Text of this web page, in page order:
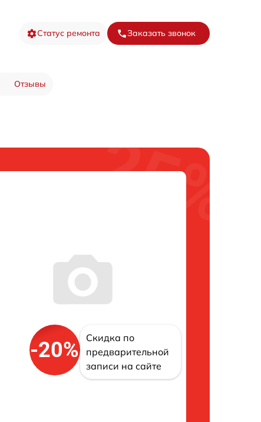
Статус ремонта Заказать звонок
Отзывы
-20%
Скидка по
предварительной
записи на сайте